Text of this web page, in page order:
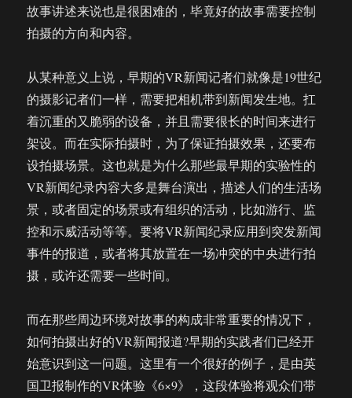
故事讲述来说也是很困难的，毕竟好的故事需要控制
拍摄的方向和内容。
从某种意义上说，早期的VR新闻记者们就像是19世纪
的摄影记者们一样，需要把相机带到新闻发生地。扛
着沉重的又脆弱的设备，并且需要很长的时间来进行
架设。而在实际拍摄时，为了保证拍摄效果，还要布
设拍摄场景。这也就是为什么那些最早期的实验性的
VR新闻纪录内容大多是舞台演出，描述人们的生活场
景，或者固定的场景或有组织的活动，比如游行、监
控和示威活动等等。要将VR新闻纪录应用到突发新闻
事件的报道，或者将其放置在一场冲突的中央进行拍
摄，或许还需要一些时间。
而在那些周边环境对故事的构成非常重要的情况下，
如何拍摄出好的VR新闻报道?早期的实践者们已经开
始意识到这一问题。这里有一个很好的例子，是由英
国卫报制作的VR体验《6×9》，这段体验将观众们带